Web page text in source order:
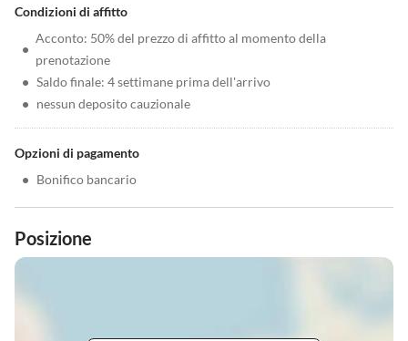
Condizioni di affitto
•
Acconto: 50% del prezzo di affitto al momento della
prenotazione
• Saldo finale: 4 settimane prima dell'arrivo
• nessun deposito cauzionale
Opzioni di pagamento
• Bonifico bancario
Posizione